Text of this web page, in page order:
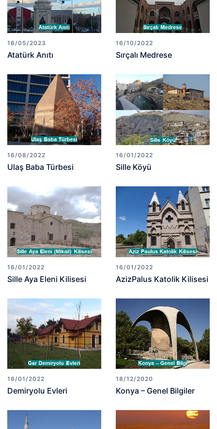
16/05/2023
Atatürk Anıtı
16/10/2022
Sırçalı Medrese
16/08/2022
Ulaş Baba Türbesi
16/01/2022
Sille Köyü
16/01/2022
Sille Aya Eleni Kilisesi
16/01/2022
AzizPalus Katolik Kilisesi
16/01/2022
Demiryolu Evleri
18/12/2020
Konya – Genel Bilgiler